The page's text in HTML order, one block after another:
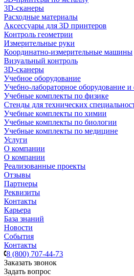
3D-сканеры
Расходные материалы
Аксессуары для 3D принтеров
Контроль геометрии
Измерительные руки
Координатно-измерительные машины
Визуальный контроль
3D-сканеры
Учебное оборудование
Учебно-лабораторное оборудование и
Учебные комплекты по физике
Стенды для технических
Учебные комплекты по химии
Учебные комплекты по биологии
Учебные комплекты по медицине
Услуги
О компании
О компании
Реализованные проекты
Отзывы
Партнеры
Реквизиты
Контакты
Карьера
База знаний
Новости
События
Контакты
8 (800) 707-44-73
Заказать звонок
Задать вопрос